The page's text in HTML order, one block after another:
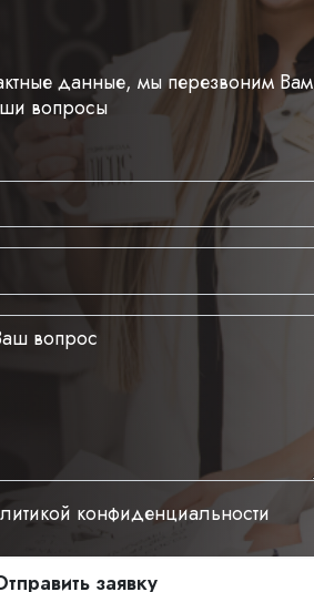
данные, мы перезвоним Вам
вопросы
конфиденциальности
заявку